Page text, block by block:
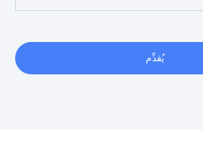
يُقدِّم